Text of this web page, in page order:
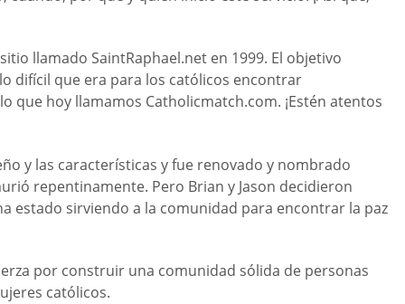
llamado SaintRaphael.net en 1999. El objetivo
difícil que era para los católicos encontrar
que hoy llamamos Catholicmatch.com. ¡Estén atentos
y las características y fue renovado y nombrado
repentinamente. Pero Brian y Jason decidieron
estado sirviendo a la comunidad para encontrar la paz
por construir una comunidad sólida de personas
católicos.